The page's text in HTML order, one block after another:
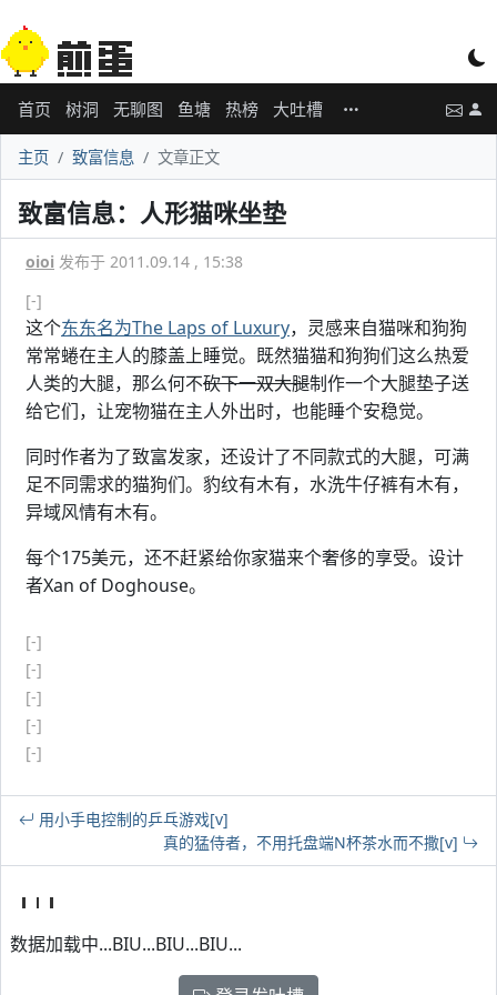
首页 树洞 无聊图 鱼塘 热榜 大吐槽
主页 致富信息 文章正文
致富信息：人形猫咪坐垫
oioi 发布于 2011.09.14 , 15:38
[-]
这个东东名为The Laps of Luxury，灵感来自猫咪和狗狗
常常蜷在主人的膝盖上睡觉。既然猫猫和狗狗们这么热爱
人类的大腿，那么何不砍下一双大腿制作一个大腿垫子送
给它们，让宠物猫在主人外出时，也能睡个安稳觉。
同时作者为了致富发家，还设计了不同款式的大腿，可满
足不同需求的猫狗们。豹纹有木有，水洗牛仔裤有木有，
异域风情有木有。
每个175美元，还不赶紧给你家猫来个奢侈的享受。设计
者Xan of Doghouse。
[-]
[-]
[-]
[-]
[-]
用小手电控制的乒乓游戏[v]
真的猛侍者，不用托盘端N杯茶水而不撒[v]
数据加载中...BIU...BIU...BIU...